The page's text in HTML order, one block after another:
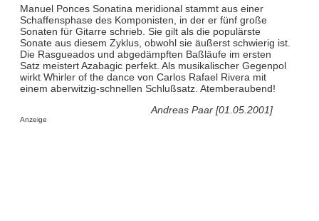
Manuel Ponces Sonatina meridional stammt aus einer
Schaffensphase des Komponisten, in der er fünf große
Sonaten für Gitarre schrieb. Sie gilt als die populärste
Sonate aus diesem Zyklus, obwohl sie äußerst schwierig ist.
Die Rasgueados und abgedämpften Baßläufe im ersten
Satz meistert Azabagic perfekt. Als musikalischer Gegenpol
wirkt Whirler of the dance von Carlos Rafael Rivera mit
einem aberwitzig-schnellen Schlußsatz. Atemberaubend!
Andreas Paar [01.05.2001]
Anzeige